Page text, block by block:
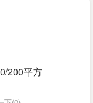
200平方